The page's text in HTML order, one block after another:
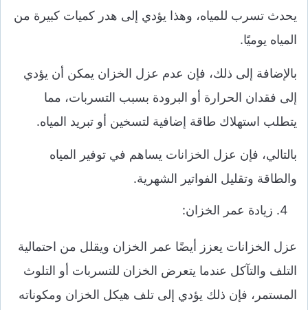
يحدث تسرب للمياه، وهذا يؤدي إلى هدر كميات كبيرة من
المياه يوميًا.
بالإضافة إلى ذلك، فإن عدم عزل الخزان يمكن أن يؤدي
إلى فقدان الحرارة أو البرودة بسبب التسربات، مما
يتطلب استهلاك طاقة إضافية لتسخين أو تبريد المياه.
بالتالي، فإن عزل الخزانات يساهم في توفير المياه
والطاقة وتقليل الفواتير الشهرية.
زيادة عمر الخزان:
عزل الخزانات يعزز أيضًا عمر الخزان ويقلل من احتمالية
التلف والتآكل عندما يتعرض الخزان للتسربات أو التلوث
المستمر، فإن ذلك يؤدي إلى تلف هيكل الخزان ومكوناته